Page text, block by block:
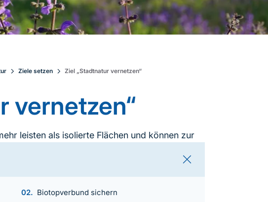
Ziele setzen Ziel „Stadtnatur vernetzen“
vernetzen“
leisten als isolierte Flächen und können zur
Biotopverbund sichern